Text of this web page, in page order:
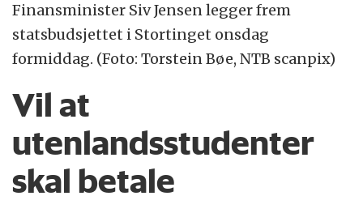
Finansminister Siv Jensen legger frem
statsbudsjettet i Stortinget onsdag
formiddag. (Foto: Torstein Bøe, NTB scanpix)
Vil at
utenlandsstudenter
skal betale